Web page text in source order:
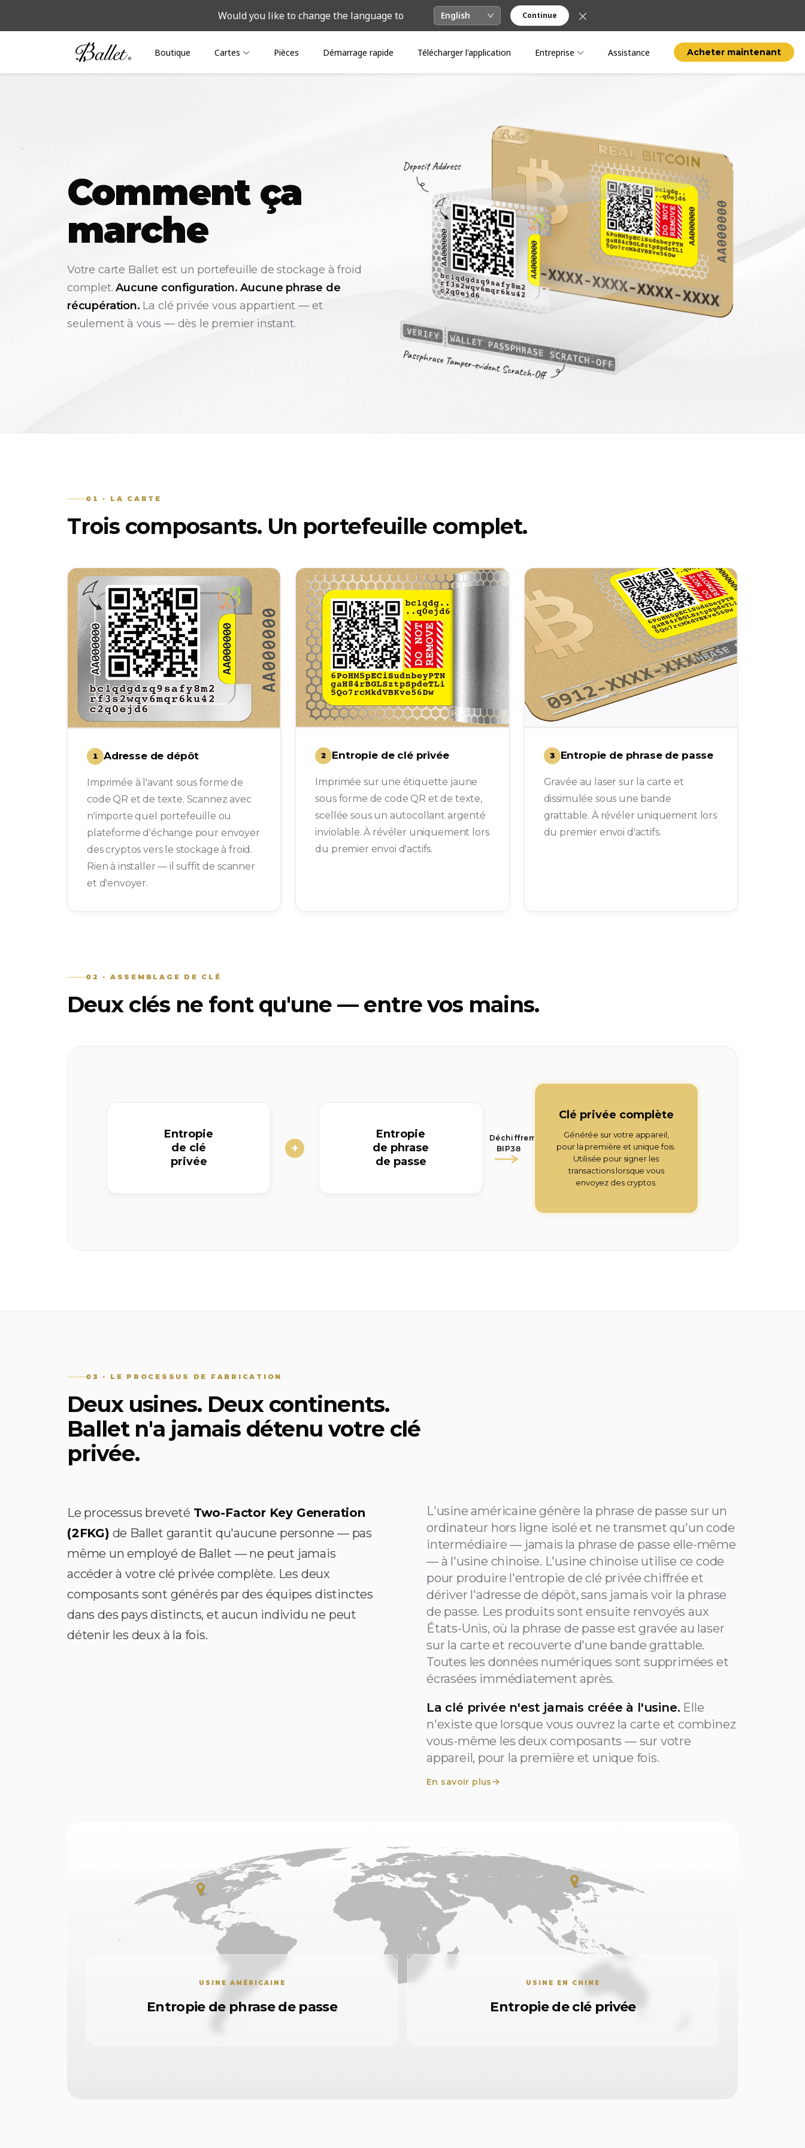
Would you like to change the language to English Continue
Boutique Cartes Pièces Démarrage rapide Télécharger l'application Entreprise Assistance Acheter maintenant
Comment ça
marche
Votre carte Ballet est un portefeuille de stockage à froid
complet.Aucune configuration. Aucune phrase de
récupération. La clé privée vous appartient — et
seulement à vous — dès le premier instant.
01 · LA CARTE
Trois composants. Un portefeuille complet.
1 Adresse de dépôt
Imprimée à l'avant sous forme de
code QR et de texte. Scannez avec
n'importe quel portefeuille ou
plateforme d'échange pour envoyer
des cryptos vers le stockage à froid.
Rien à installer — il suffit de scanner
et d'envoyer.
2 Entropie de clé privée
Imprimée sur une étiquette jaune
sous forme de code QR et de texte,
scellée sous un autocollant argenté
inviolable. À révéler uniquement lors
du premier envoi d'actifs.
3 Entropie de phrase de passe
Gravée au laser sur la carte et
dissimulée sous une bande
grattable. À révéler uniquement lors
du premier envoi d'actifs.
02 · ASSEMBLAGE DE CLÉ
Deux clés ne font qu'une — entre vos mains.
Entropie
de clé
privée
+
Entropie
de phrase
de passe
Déchiffrement
BIP38
Clé privée complète
Générée sur votre appareil,
pour la première et unique fois.
Utilisée pour signer les
transactions lorsque vous
envoyez des cryptos.
03 · LE PROCESSUS DE FABRICATION
Deux usines. Deux continents.
Ballet n'a jamais détenu votre clé
privée.
Le processus breveté Two-Factor Key Generation
(2FKG) de Ballet garantit qu'aucune personne — pas
même un employé de Ballet — ne peut jamais
accéder à votre clé privée complète. Les deux
composants sont générés par des équipes distinctes
dans des pays distincts, et aucun individu ne peut
détenir les deux à la fois.
L'usine américaine génère la phrase de passe sur un
ordinateur hors ligne isolé et ne transmet qu'un code
intermédiaire — jamais la phrase de passe elle-même
— à l'usine chinoise. L'usine chinoise utilise ce code
pour produire l'entropie de clé privée chiffrée et
dériver l'adresse de dépôt, sans jamais voir la phrase
de passe. Les produits sont ensuite renvoyés aux
États-Unis, où la phrase de passe est gravée au laser
sur la carte et recouverte d'une bande grattable.
Toutes les données numériques sont supprimées et
écrasées immédiatement après.
La clé privée n'est jamais créée à l'usine. Elle
n'existe que lorsque vous ouvrez la carte et combinez
vous-même les deux composants — sur votre
appareil, pour la première et unique fois.
En savoir plus
USINE AMÉRICAINE
Entropie de phrase de passe
USINE EN CHINE
Entropie de clé privée